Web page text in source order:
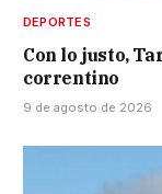
DEPORTES
Con lo justo,
correntino
9 de agosto de 2026